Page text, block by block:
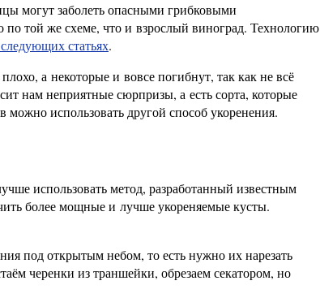
могут заболеть опасными грибковыми
той же схеме, что и взрослый виноград. Технологию
статьях.
а некоторые и вовсе погибнут, так как не всё
нам неприятные сюрпризы, а есть сорта, которые
использовать другой способ укоренения.
использовать метод, разработанный известным
более мощные и лучше укореняемые кусты.
под открытым небом, то есть нужно их нарезать
черенки из траншейки, обрезаем секатором, но